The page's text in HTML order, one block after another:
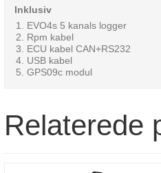
Inklusiv
EVO4s 5 kanals logger
Rpm kabel
ECU kabel CAN+RS232
USB kabel
GPS09c modul
Relaterede